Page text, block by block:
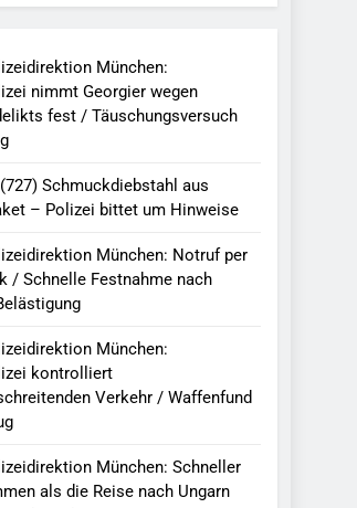
Waffenfund Im
/ Bundespolizei Nimmt
Übernimmt
Der Finanzkontrolle
Ins Netz –
Wegen
München:
nimmt Georgier wegen
fest / Täuschungsversuch
(727) Schmuckdiebstahl aus
– Polizei bittet um Hinweise
München: Notruf per
/ Schnelle Festnahme nach
München:
kontrolliert
Verkehr / Waffenfund
München: Schneller
als die Reise nach Ungarn